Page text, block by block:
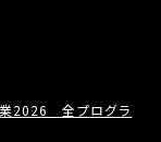
業2026 全プログラ